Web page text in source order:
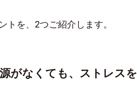
トを、2つご紹介します。
がなくても、ストレス